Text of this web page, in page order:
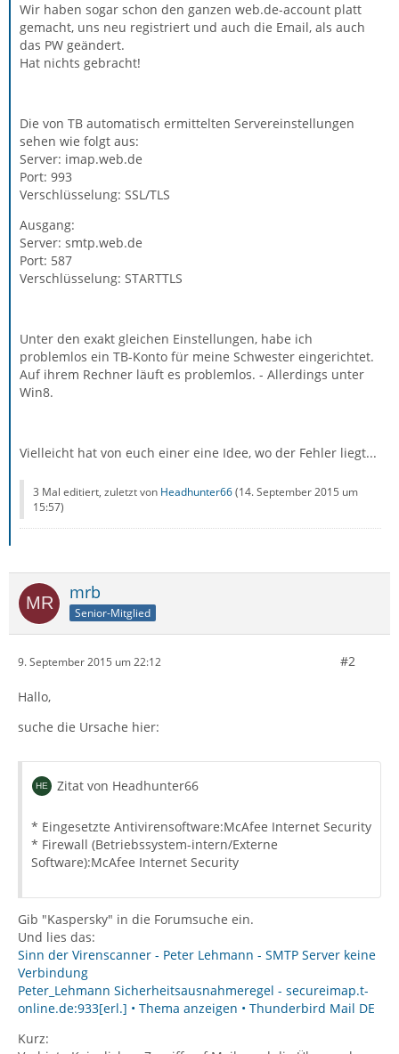
Wir haben sogar schon den ganzen web.de-account platt
gemacht, uns neu registriert und auch die Email, als auch
das PW geändert.
Hat nichts gebracht!
Die von TB automatisch ermittelten Servereinstellungen
sehen wie folgt aus:
Server: imap.web.de
Port: 993
Verschlüsselung: SSL/TLS
Ausgang:
Server: smtp.web.de
Port: 587
Verschlüsselung: STARTTLS
Unter den exakt gleichen Einstellungen, habe ich
problemlos ein TB-Konto für meine Schwester eingerichtet.
Auf ihrem Rechner läuft es problemlos. - Allerdings unter
Win8.
Vielleicht hat von euch einer eine Idee, wo der Fehler liegt...
3 Mal editiert, zuletzt von Headhunter66(14. September 2015 um
15:57)
mrb
Senior-Mitglied
9. September 2015 um 22:12 #2
Hallo,
suche die Ursache hier:
Zitat von Headhunter66
* Eingesetzte Antivirensoftware:McAfee Internet Security
* Firewall (Betriebssystem-intern/Externe
Software):McAfee Internet Security
Gib "Kaspersky" in die Forumsuche ein.
Und lies das:
Sinn der Virenscanner - Peter Lehmann - SMTP Server keine
Verbindung
Peter_Lehmann Sicherheitsausnahmeregel - secureimap.t-
online.de:933[erl.] • Thema anzeigen • Thunderbird Mail DE
Kurz: